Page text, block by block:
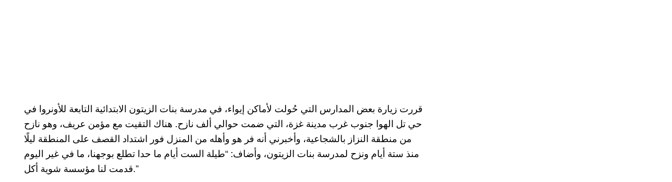
قررت زيارة بعض المدارس التي حُولت لأماكن إيواء، في مدرسة بنات الزيتون الابتدائية التابعة للأونروا في
حي تل الهوا جنوب غرب مدينة غزة، التي ضمت حوالي ألف نازح. هناك التقيت مع مؤمن عريف، وهو نازح
من منطقة النزاز بالشجاعية، وأخبرني أنه فر هو وأهله من المنزل فور اشتداد القصف على المنطقة ليلًا
منذ ستة أيام ونزح لمدرسة بنات الزيتون، وأضاف: “طيلة الست أيام ما حدا تطلع بوجهنا، ما في غير اليوم
قدمت لنا مؤسسة شوية أكل.”